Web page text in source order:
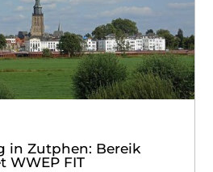
in Zutphen: Bereik
WWEP FIT